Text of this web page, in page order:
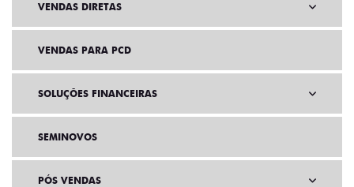
VENDAS DIRETAS
VENDAS PARA PCD
SOLUÇÕES FINANCEIRAS
SEMINOVOS
PÓS VENDAS